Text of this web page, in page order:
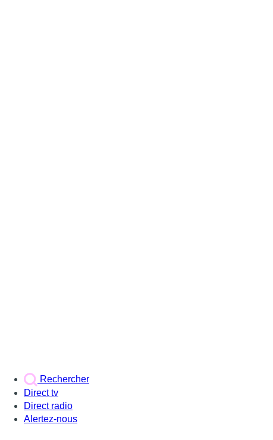
Rechercher
Direct tv
Direct radio
Alertez-nous